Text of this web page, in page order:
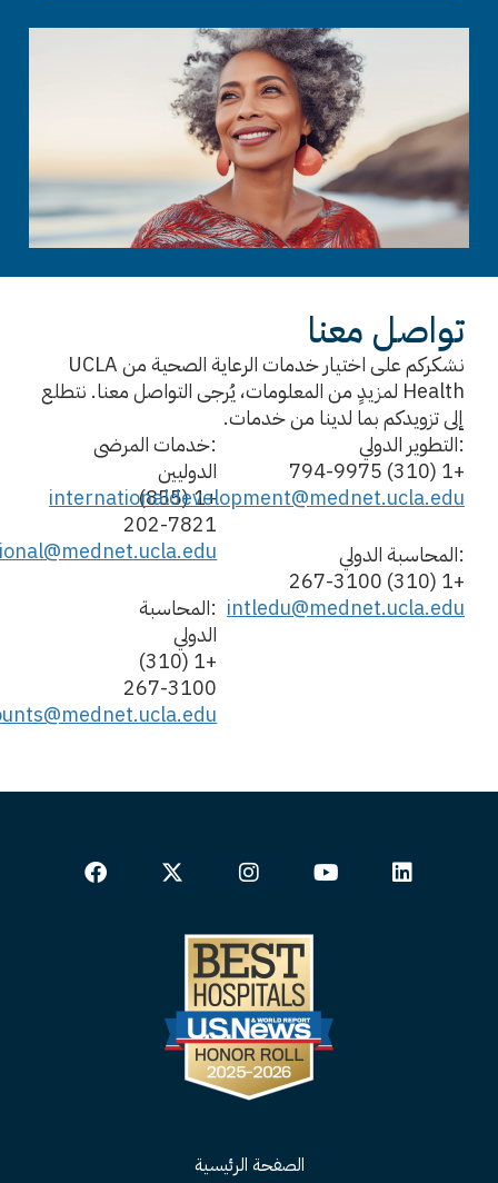
تواصل معنا
نشكركم على اختيار خدمات الرعاية الصحية من UCLA
Health لمزيدٍ من المعلومات، يُرجى التواصل معنا. نتطلع
إلى تزويدكم بما لدينا من خدمات.
:خدمات المرضى
الدوليين
+1 (855)
202-7821
:المحاسبة
الدولي
+1 (310)
267-3100
:التطوير الدولي
+1 (310) 794-9975
internationaldevelopment@mednet.ucla.edu
:المحاسبة الدولي
+1 (310) 267-3100
intledu@mednet.ucla.edu
الصفحة الرئيسية